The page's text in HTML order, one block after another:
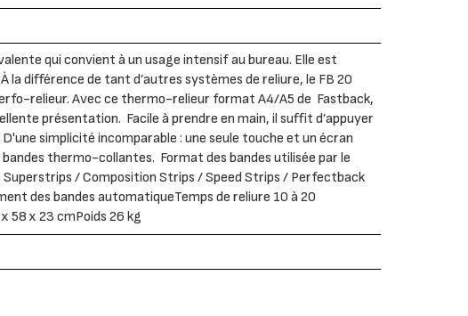
qui convient à un usage intensif au bureau. Elle est
la différence de tant d’autres systèmes de reliure, le FB 20
relieur. Avec ce thermo-relieur format A4/A5 de Fastback,
présentation. Facile à prendre en main, il suffit d’appuyer
simplicité incomparable : une seule touche et un écran
thermo-collantes. Format des bandes utilisée par le
Superstrips / Composition Strips / Speed Strips / Perfectback
des bandes automatiqueTemps de reliure 10 à 20
58 x 23 cmPoids 26 kg